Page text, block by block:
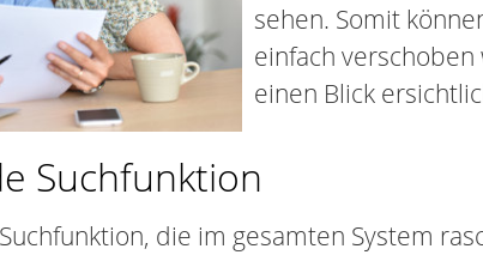
sehen. Somit
einfach
einen Blick
Suchfunktion
die im gesamten System